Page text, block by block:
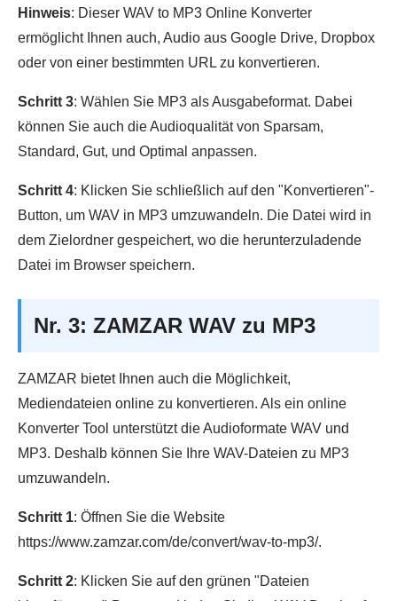
Hinweis: Dieser WAV to MP3 Online Konverter
ermöglicht Ihnen auch, Audio aus Google Drive, Dropbox
oder von einer bestimmten URL zu konvertieren.
Schritt 3: Wählen Sie MP3 als Ausgabeformat. Dabei
können Sie auch die Audioqualität von Sparsam,
Standard, Gut, und Optimal anpassen.
Schritt 4: Klicken Sie schließlich auf den "Konvertieren"-
Button, um WAV in MP3 umzuwandeln. Die Datei wird in
dem Zielordner gespeichert, wo die herunterzuladende
Datei im Browser speichern.
Nr. 3: ZAMZAR WAV zu MP3
ZAMZAR bietet Ihnen auch die Möglichkeit,
Mediendateien online zu konvertieren. Als ein online
Konverter Tool unterstützt die Audioformate WAV und
MP3. Deshalb können Sie Ihre WAV-Dateien zu MP3
umzuwandeln.
Schritt 1: Öffnen Sie die Website
https://www.zamzar.com/de/convert/wav-to-mp3/.
Schritt 2: Klicken Sie auf den grünen "Dateien